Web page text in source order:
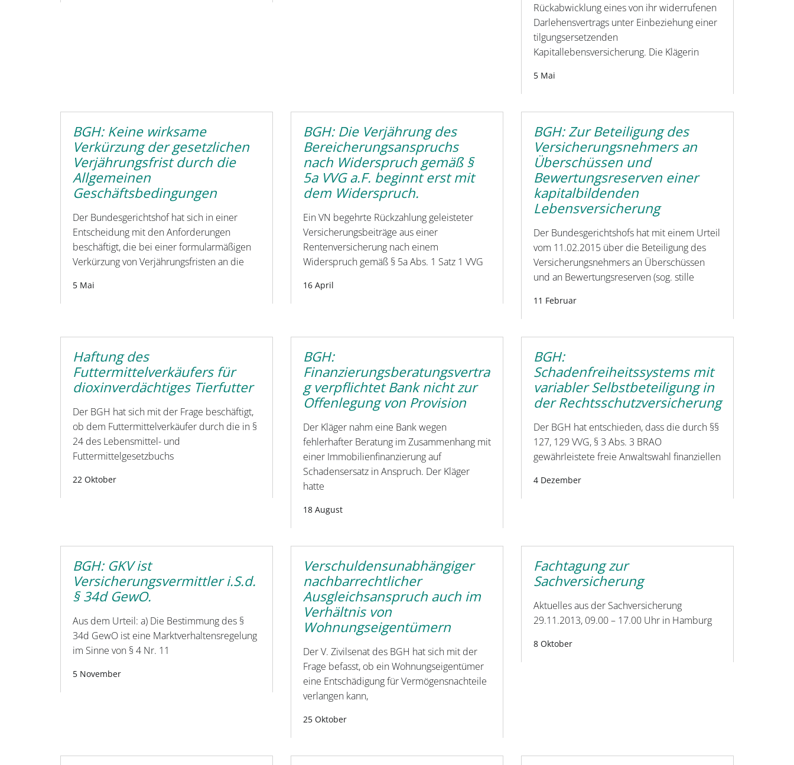
Rückabwicklung eines von ihr widerrufenen
Darlehensvertrags unter Einbeziehung einer
tilgungsersetzenden
Kapitallebensversicherung. Die Klägerin
5 Mai
BGH: Keine wirksame
Verkürzung der gesetzlichen
Verjährungsfrist durch die
Allgemeinen
Geschäftsbedingungen
Der Bundesgerichtshof hat sich in einer
Entscheidung mit den Anforderungen
beschäftigt, die bei einer formularmäßigen
Verkürzung von Verjährungsfristen an die
5 Mai
BGH: Die Verjährung des
Bereicherungsanspruchs
nach Widerspruch gemäß §
5a VVG a.F. beginnt erst mit
dem Widerspruch.
Ein VN begehrte Rückzahlung geleisteter
Versicherungsbeiträge aus einer
Rentenversicherung nach einem
Widerspruch gemäß § 5a Abs. 1 Satz 1 VVG
16 April
BGH: Zur Beteiligung des
Versicherungsnehmers an
Überschüssen und
Bewertungsreserven einer
kapitalbildenden
Lebensversicherung
Der Bundesgerichtshofs hat mit einem Urteil
vom 11.02.2015 über die Beteiligung des
Versicherungsnehmers an Überschüssen
und an Bewertungsreserven (sog. stille
11 Februar
Haftung des
Futtermittelverkäufers für
dioxinverdächtiges Tierfutter
Der BGH hat sich mit der Frage beschäftigt,
ob dem Futtermittelverkäufer durch die in §
24 des Lebensmittel- und
Futtermittelgesetzbuchs
22 Oktober
BGH:
Finanzierungsberatungsvertra
g verpflichtet Bank nicht zur
Offenlegung von Provision
Der Kläger nahm eine Bank wegen
fehlerhafter Beratung im Zusammenhang mit
einer Immobilienfinanzierung auf
Schadensersatz in Anspruch. Der Kläger
hatte
18 August
BGH:
Schadenfreiheitssystems mit
variabler Selbstbeteiligung in
der Rechtsschutzversicherung
Der BGH hat entschieden, dass die durch §§
127, 129 VVG, § 3 Abs. 3 BRAO
gewährleistete freie Anwaltswahl finanziellen
4 Dezember
BGH: GKV ist
Versicherungsvermittler i.S.d.
§ 34d GewO.
Aus dem Urteil: a) Die Bestimmung des §
34d GewO ist eine Marktverhaltensregelung
im Sinne von § 4 Nr. 11
5 November
Verschuldensunabhängiger
nachbarrechtlicher
Ausgleichsanspruch auch im
Verhältnis von
Wohnungseigentümern
Der V. Zivilsenat des BGH hat sich mit der
Frage befasst, ob ein Wohnungseigentümer
eine Entschädigung für Vermögensnachteile
verlangen kann,
25 Oktober
Fachtagung zur
Sachversicherung
Aktuelles aus der Sachversicherung
29.11.2013, 09.00 – 17.00 Uhr in Hamburg
8 Oktober